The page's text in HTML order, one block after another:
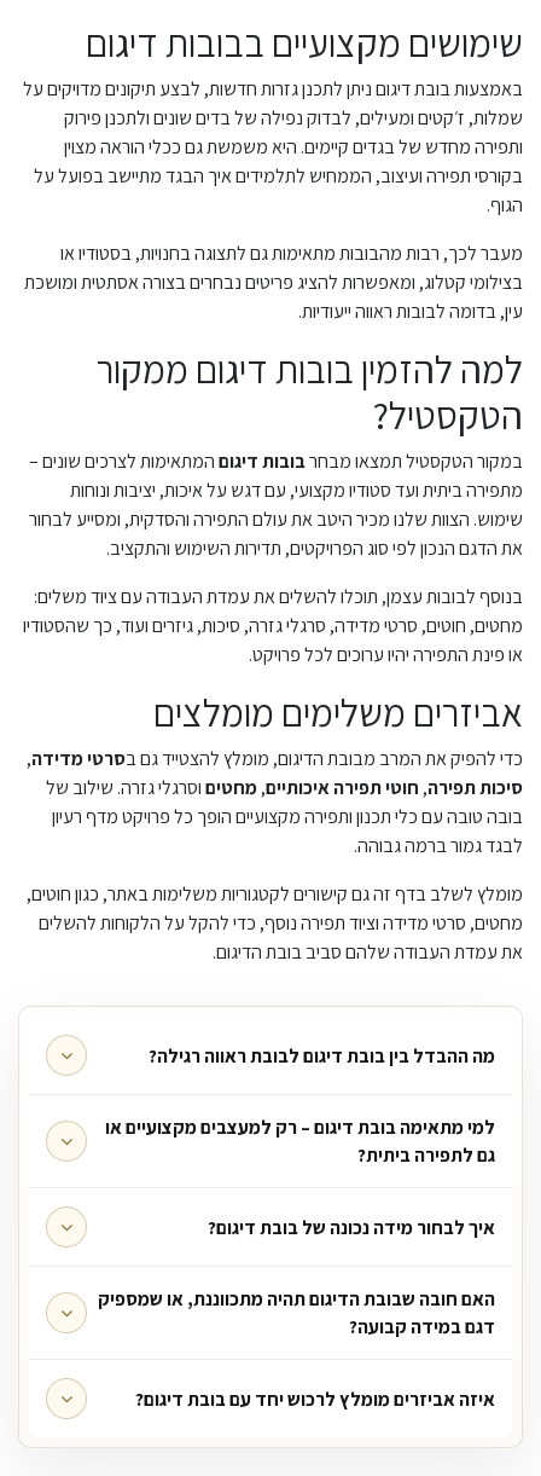
שימושים מקצועיים בבובות דיגום
באמצעות בובת דיגום ניתן לתכנן גזרות חדשות, לבצע תיקונים מדויקים על
שמלות, ז׳קטים ומעילים, לבדוק נפילה של בדים שונים ולתכנן פירוק
ותפירה מחדש של בגדים קיימים. היא משמשת גם ככלי הוראה מצוין
בקורסי תפירה ועיצוב, הממחיש לתלמידים איך הבגד מתיישב בפועל על
הגוף.
מעבר לכך, רבות מהבובות מתאימות גם לתצוגה בחנויות, בסטודיו או
בצילומי קטלוג, ומאפשרות להציג פריטים נבחרים בצורה אסתטית ומושכת
עין, בדומה לבובות ראווה ייעודיות.
למה להזמין בובות דיגום ממקור
הטקסטיל?
במקור הטקסטיל תמצאו מבחרבובות דיגוםהמתאימות לצרכים שונים –
מתפירה ביתית ועד סטודיו מקצועי, עם דגש על איכות, יציבות ונוחות
שימוש. הצוות שלנו מכיר היטב את עולם התפירה והסדקית, ומסייע לבחור
את הדגם הנכון לפי סוג הפרויקטים, תדירות השימוש והתקציב.
בנוסף לבובות עצמן, תוכלו להשלים את עמדת העבודה עם ציוד משלים:
מחטים, חוטים, סרטי מדידה, סרגלי גזרה, סיכות, גיזרים ועוד, כך שהסטודיו
או פינת התפירה יהיו ערוכים לכל פרויקט.
אביזרים משלימים מומלצים
כדי להפיק את המרב מבובת הדיגום, מומלץ להצטייד גם בסרטי מדידה,
סיכות תפירה, חוטי תפירה איכותיים,מחטיםוסרגלי גזרה. שילוב של
בובה טובה עם כלי תכנון ותפירה מקצועיים הופך כל פרויקט מדף רעיון
לבגד גמור ברמה גבוהה.
מומלץ לשלב בדף זה גם קישורים לקטגוריות משלימות באתר, כגון חוטים,
מחטים, סרטי מדידה וציוד תפירה נוסף, כדי להקל על הלקוחות להשלים
את עמדת העבודה שלהם סביב בובת הדיגום.
מה ההבדל בין בובת דיגום לבובת ראווה רגילה?
למי מתאימה בובת דיגום – רק למעצבים מקצועיים או
גם לתפירה ביתית?
איך לבחור מידה נכונה של בובת דיגום?
האם חובה שבובת הדיגום תהיה מתכווננת, או שמספיק
דגם במידה קבועה?
איזה אביזרים מומלץ לרכוש יחד עם בובת דיגום?